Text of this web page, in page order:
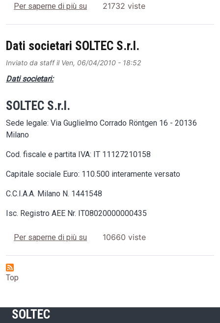
Per saperne di più su Cookies21732 viste
Dati societari SOLTEC S.r.l.
Inviato da staffil Ven, 06/04/2010 - 18:52
Dati societari:
SOLTEC S.r.l.
Sede legale: Via Guglielmo Corrado Röntgen 16 - 20136
Milano
Cod. fiscale e partita IVA: IT 11127210158
Capitale sociale Euro: 110.500 interamente versato
C.C.I.A.A. Milano N. 1441548
Isc. Registro AEE Nr. IT08020000000435
Per saperne di più su Dati societari SOLTEC S.r.l.
10660 viste
Top
SOLTEC